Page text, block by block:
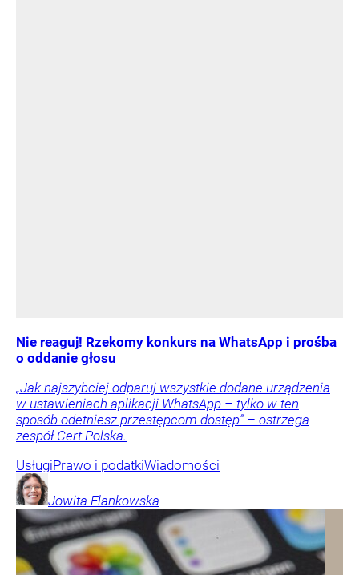
Nie reaguj! Rzekomy konkurs na WhatsApp i prośba
o oddanie głosu
„Jak najszybciej odparuj wszystkie dodane urządzenia
w ustawieniach aplikacji WhatsApp – tylko w ten
sposób odetniesz przestępcom dostęp” – ostrzega
zespół Cert Polska.
UsługiPrawo i podatkiWiadomości
Jowita Flankowska